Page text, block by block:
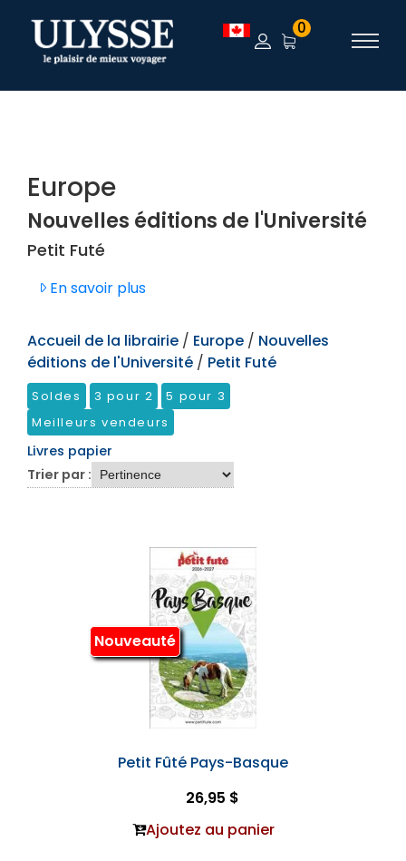
TEST 0
Europe
Nouvelles éditions de l'Université
Petit Futé
En savoir plus
Accueil de la librairie / Europe / Nouvelles
éditions de l'Université / Petit Futé
Soldes 3 pour 2
5 pour 3
Meilleurs vendeurs
Livres papier
Trier par :
Nouveauté
Petit Fûté Pays-Basque
26,95 $
Ajoutez au panier